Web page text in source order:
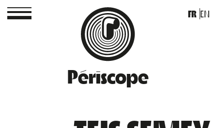
Périscope
FR EN